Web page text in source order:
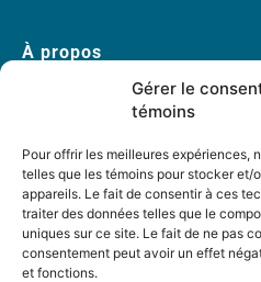
Gérer le
témoins
Pour offrir les meilleures expériences,
telles que les témoins pour stocker et/
appareils. Le fait de consentir à ces
traiter des données telles que le
uniques sur ce site. Le fait de ne pas
consentement peut avoir un effet
et fonctions.
À propos
Table rondes
PDF Magazines
À propos
Coordonnées